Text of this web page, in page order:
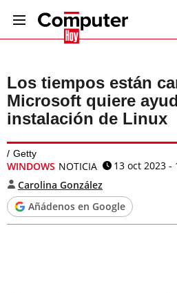
Los tiempos están
Microsoft quiere
instalación de Linux
Getty
WINDOWS NOTICIA
13 oct 2023 -
Carolina González
Añádenos en Google